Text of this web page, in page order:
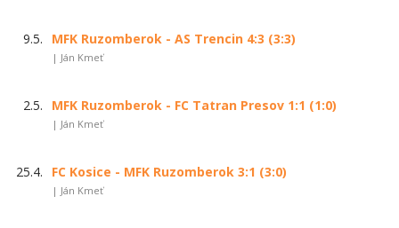
9.5. MFK Ruzomberok - AS Trencin 4:3 (3:3)
| Ján Kmeť
2.5. MFK Ruzomberok - FC Tatran Presov 1:1 (1:0)
| Ján Kmeť
25.4. FC Kosice - MFK Ruzomberok 3:1 (3:0)
| Ján Kmeť